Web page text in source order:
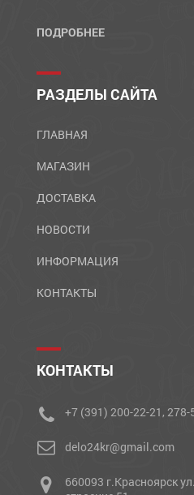
ПОДРОБНЕЕ
РАЗДЕЛЫ САЙТА
ГЛАВНАЯ
МАГАЗИН
ДОСТАВКА
НОВОСТИ
ИНФОРМАЦИЯ
КОНТАКТЫ
КОНТАКТЫ
+7 (391) 200-22-21, 278-
delo24kr@gmail.com
660093 г.Красноярск